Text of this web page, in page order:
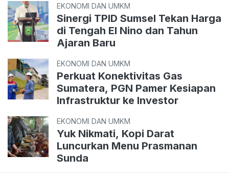
EKONOMI DAN UMKM
Sinergi TPID Sumsel Tekan Harga
di Tengah El Nino dan Tahun
Ajaran Baru
EKONOMI DAN UMKM
Perkuat Konektivitas Gas
Sumatera, PGN Pamer Kesiapan
Infrastruktur ke Investor
EKONOMI DAN UMKM
Yuk Nikmati, Kopi Darat
Luncurkan Menu Prasmanan
Sunda